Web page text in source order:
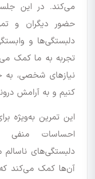
می‌کند. در این
حضور دیگران و
دلبستگی‌ها و
تجربه به ما کمک
نیازهای شخصی، به
کنیم و به آرامش
این تمرین به‌ویژه
احساسات منفی
دلبستگی‌های
آن‌ها کمک می‌کند